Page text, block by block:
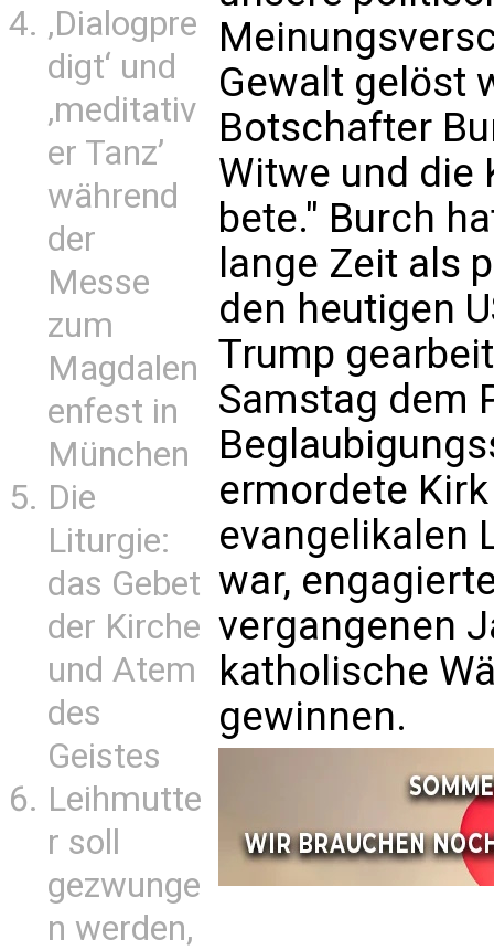
‚Dialogpre
digt‘ und
‚meditativ
er Tanz’
während
der
Messe
zum
Magdalen
enfest in
München
Die
Liturgie:
das Gebet
der Kirche
und Atem
des
Geistes
Leihmutte
r soll
gezwunge
n werden,
Gewalt gelöst
Botschafter
Witwe und die
bete." Burch
lange Zeit als
den heutigen
Trump
Samstag dem
ermordete
evangelikalen
war,
vergangenen
katholische
gewinnen.